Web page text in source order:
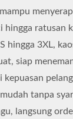
ratusan
hingga 3XL,
siap
tanpa
langsung